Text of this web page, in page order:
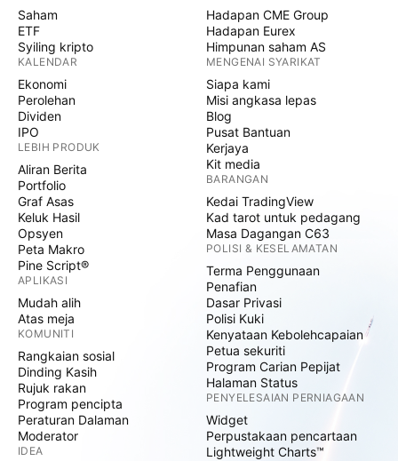
Saham
ETF
Syiling kripto
KALENDAR
Ekonomi
Perolehan
Dividen
IPO
LEBIH PRODUK
Aliran Berita
Portfolio
Graf Asas
Keluk Hasil
Opsyen
Peta Makro
Pine Script®
APLIKASI
Mudah alih
Atas meja
KOMUNITI
Rangkaian sosial
Dinding Kasih
Rujuk rakan
Program pencipta
Peraturan Dalaman
Moderator
IDEA
Hadapan CME Group
Hadapan Eurex
Himpunan saham AS
MENGENAI SYARIKAT
Siapa kami
Misi angkasa lepas
Blog
Pusat Bantuan
Kerjaya
Kit media
BARANGAN
Kedai TradingView
Kad tarot untuk pedagang
Masa Dagangan C63
POLISI & KESELAMATAN
Terma Penggunaan
Penafian
Dasar Privasi
Polisi Kuki
Kenyataan Kebolehcapaian
Petua sekuriti
Program Carian Pepijat
Halaman Status
PENYELESAIAN PERNIAGAAN
Widget
Perpustakaan pencartaan
Lightweight Charts™